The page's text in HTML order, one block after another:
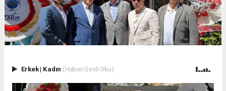
Erkek| Kadın (Haberi Sesli Oku)